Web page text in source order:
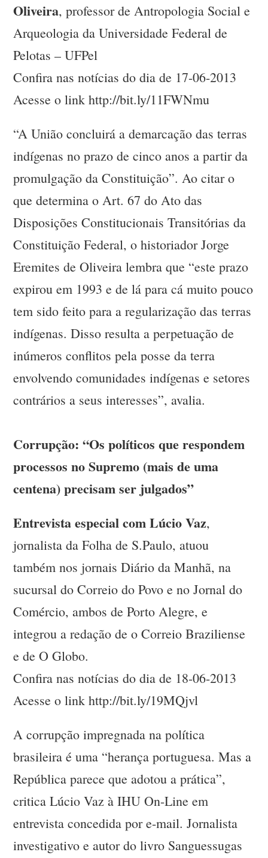
Oliveira, professor de Antropologia Social e
Arqueologia da Universidade Federal de
Pelotas – UFPel
Confira nas notícias do dia de 17-06-2013
Acesse o link http://bit.ly/11FWNmu
“A União concluirá a demarcação das terras
indígenas no prazo de cinco anos a partir da
promulgação da Constituição”. Ao citar o
que determina o Art. 67 do Ato das
Disposições Constitucionais Transitórias da
Constituição Federal, o historiador Jorge
Eremites de Oliveira lembra que “este prazo
expirou em 1993 e de lá para cá muito pouco
tem sido feito para a regularização das terras
indígenas. Disso resulta a perpetuação de
inúmeros conflitos pela posse da terra
envolvendo comunidades indígenas e setores
contrários a seus interesses”, avalia.
Corrupção: “Os políticos que respondem
processos no Supremo (mais de uma
centena) precisam ser julgados”
Entrevista especial com Lúcio Vaz,
jornalista da Folha de S.Paulo, atuou
também nos jornais Diário da Manhã, na
sucursal do Correio do Povo e no Jornal do
Comércio, ambos de Porto Alegre, e
integrou a redação de o Correio Braziliense
e de O Globo.
Confira nas notícias do dia de 18-06-2013
Acesse o link http://bit.ly/19MQjvl
A corrupção impregnada na política
brasileira é uma “herança portuguesa. Mas a
República parece que adotou a prática”,
critica Lúcio Vaz à IHU On-Line em
entrevista concedida por e-mail. Jornalista
investigativo e autor do livro Sanguessugas